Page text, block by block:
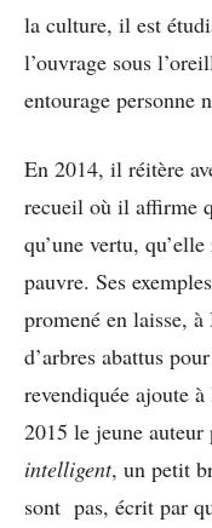
la culture, il est
l’ouvrage sous
entourage personne
En 2014, il réitère
recueil où il affirme
qu’une vertu,
pauvre. Ses
promené en laisse,
d’arbres abattus
revendiquée ajoute
2015 le jeune auteur
intelligent, un petit
sont pas, écrit par